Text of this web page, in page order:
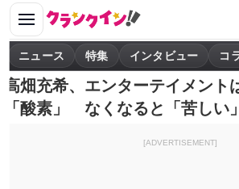
ニュース 特集 インタビュー コ
高畑充希、エンターテイメント
「酸素」 なくなると「苦しい」
[ADVERTISEMENT]